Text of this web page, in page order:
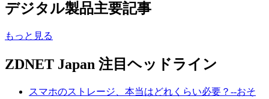
デジタル製品主要記事
もっと見る
ZDNET Japan 注目ヘッドライン
スマホのストレージ、本当はどれくらい必要？--おそ